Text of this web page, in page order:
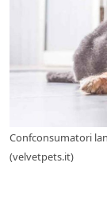
Confconsumatori
(velvetpets.it)